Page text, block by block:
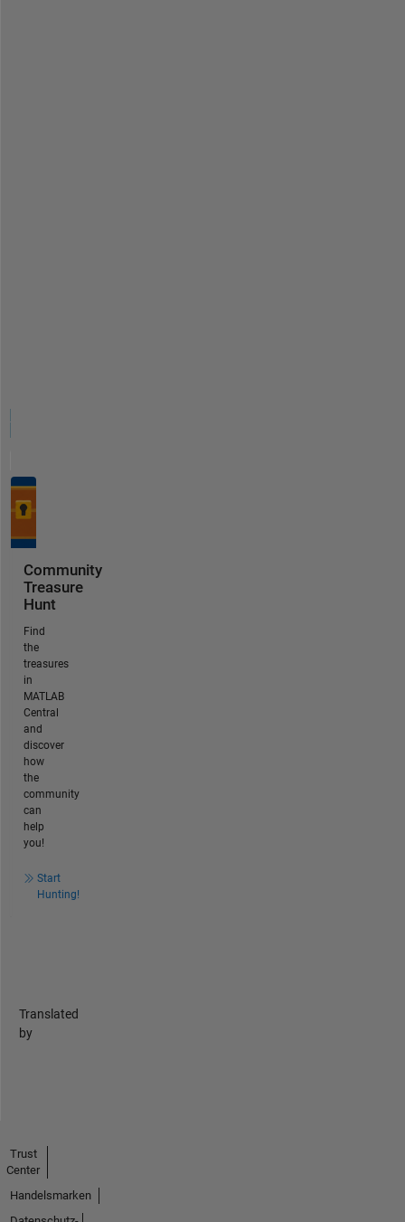
Community
Treasure
Hunt
Find
the
treasures
in
MATLAB
Central
and
discover
how
the
community
can
help
you!
Start
Hunting!
Translated
by
Trust
Center
Handelsmarken